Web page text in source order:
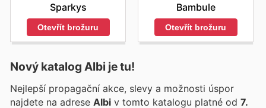
Sparkys
Otevřít brožuru
Bambule
Otevřít brožuru
Nový katalog Albi je tu!
Nejlepší propagační akce, slevy a možnosti úspor
najdete na adrese Albi v tomto katalogu platné od 7.